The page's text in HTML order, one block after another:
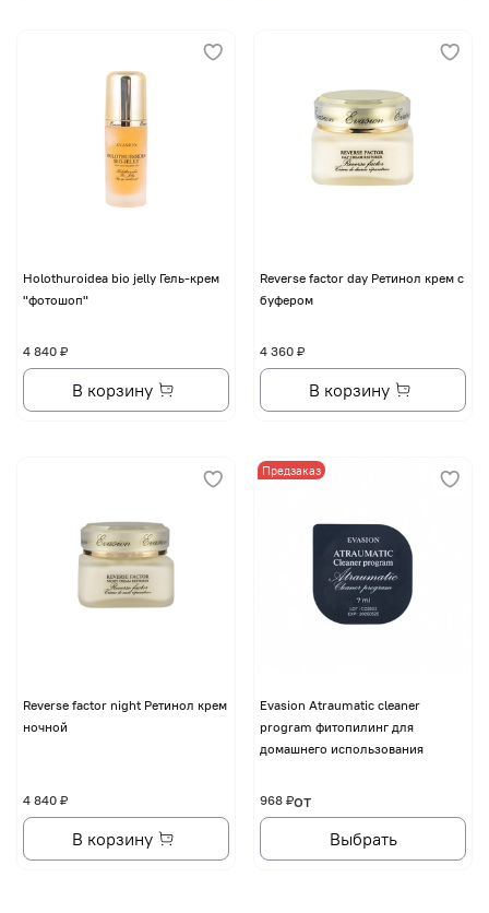
Holothuroidea bio jelly Гель-крем
"фотошоп"
4 840 ₽
В корзину
Reverse factor day Ретинол крем с
буфером
4 360 ₽
В корзину
Reverse factor night Ретинол крем
ночной
4 840 ₽
В корзину
Предзаказ
Evasion Atraumatic cleaner
program фитопилинг для
домашнего использования
от
968 ₽
Выбрать